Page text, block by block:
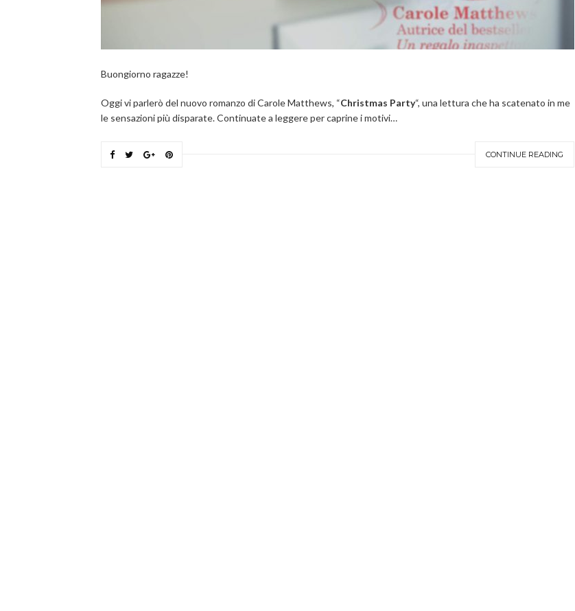
Buongiorno ragazze!
Oggi vi parlerò del nuovo romanzo di Carole Matthews, “Christmas Party“, una lettura che ha scatenato in me
le sensazioni più disparate. Continuate a leggere per caprine i motivi…
CONTINUE READING